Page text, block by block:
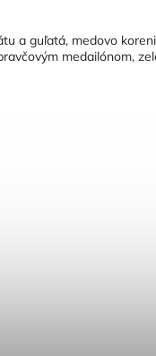
a guľatá, medovo
medailónom,